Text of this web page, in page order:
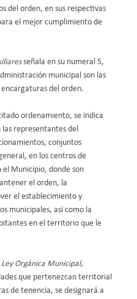
del orden, en sus respectivas
el mejor cumplimiento de
señala en su numeral 5,
municipal son las
del orden.
ordenamiento, se indica
representantes del
conjuntos
en los centros de
el Municipio, donde son
el orden, la
el establecimiento y
municipales, así como la
en el territorio que le
Ley Orgánica Municipal,
que pertenezcan territorial
de tenencia, se designará a